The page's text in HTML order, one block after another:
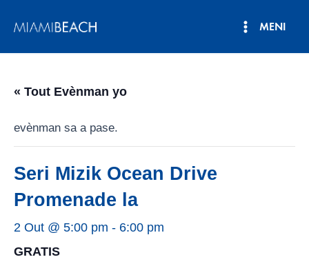
nan
MENI
« Tout Evènman yo
evènman sa a pase.
Seri Mizik Ocean Drive
Promenade la
2 Out @ 5:00 pm - 6:00 pm
GRATIS